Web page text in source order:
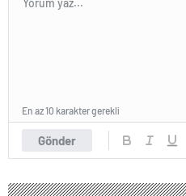
Gönder
En az 10 karakter gerekli